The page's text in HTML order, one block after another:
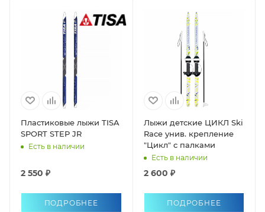
Пластиковые лыжи TISA
SPORT STEP JR
Есть в наличии
2 550 ₽
ПОДРОБНЕЕ
Лыжи детские ЦИКЛ Ski
Race унив. крепление
"Цикл" с палками
Есть в наличии
2 600 ₽
ПОДРОБНЕЕ